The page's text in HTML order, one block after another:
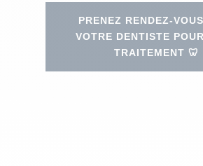
PRENEZ RENDEZ-
VOTRE DENTISTE
TRAITEMENT 🦷